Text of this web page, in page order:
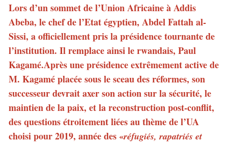
Lors d’un sommet de l’Union Africaine à Addis
Abeba, le chef de l’Etat égyptien, Abdel Fattah al-
Sissi, a officiellement pris la présidence tournante de
l’institution. Il remplace ainsi le rwandais, Paul
Kagamé.Après une présidence extrêmement active de
M. Kagamé placée sous le sceau des réformes, son
successeur devrait axer son action sur la sécurité, le
maintien de la paix, et la reconstruction post-conflit,
des questions étroitement liées au thème de l’UA
choisi pour 2019, année des «réfugiés, rapatriés et